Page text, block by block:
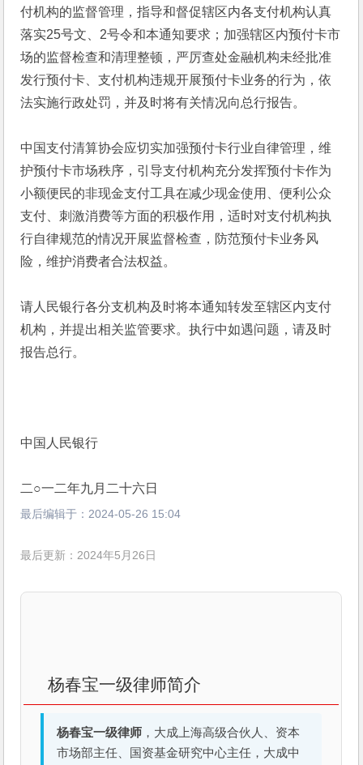
付机构的监督管理，指导和督促辖区内各支付机构认真
落实25号文、2号令和本通知要求；加强辖区内预付卡市
场的监督检查和清理整顿，严厉查处金融机构未经批准
发行预付卡、支付机构违规开展预付卡业务的行为，依
法实施行政处罚，并及时将有关情况向总行报告。
中国支付清算协会应切实加强预付卡行业自律管理，维
护预付卡市场秩序，引导支付机构充分发挥预付卡作为
小额便民的非现金支付工具在减少现金使用、便利公众
支付、刺激消费等方面的积极作用，适时对支付机构执
行自律规范的情况开展监督检查，防范预付卡业务风
险，维护消费者合法权益。
请人民银行各分支机构及时将本通知转发至辖区内支付
机构，并提出相关监管要求。执行中如遇问题，请及时
报告总行。
中国人民银行
二○一二年九月二十六日
最后编辑于： 2024-05-26 15:04
最后更新：2024年5月26日
杨春宝一级律师简介
杨春宝一级律师 ，大成上海高级合伙人、资本
市场部主任、国资基金研究中心主任，大成中